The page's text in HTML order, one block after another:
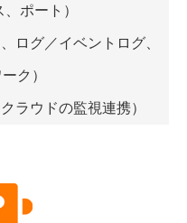
ポート）
ログ／イベントログ、
ク）
ラウドの監視連携）